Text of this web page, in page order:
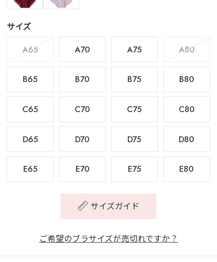
サイズ
A65
A70 A75 A80
B65 B70 B75 B80
C65 C70 C75 C80
D65 D70 D75 D80
E65 E70 E75 E80
サイズガイド
ご希望のブラサイズが売切れですか？